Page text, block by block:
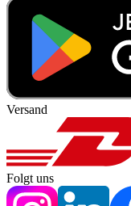
Versand
Folgt uns